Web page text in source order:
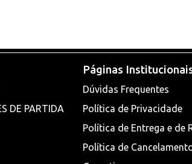
DE PARTIDA
Páginas
Dúvidas Frequentes
Política de Privacidade
Política de Entrega e de
Política de